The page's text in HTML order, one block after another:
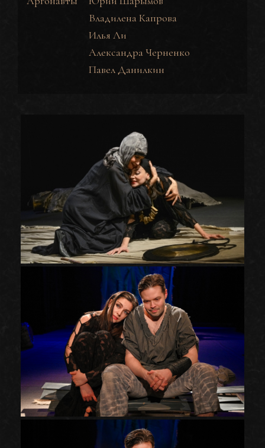
Владилена Капрова
Илья Ли
Александра Черненко
Павел Данилкин